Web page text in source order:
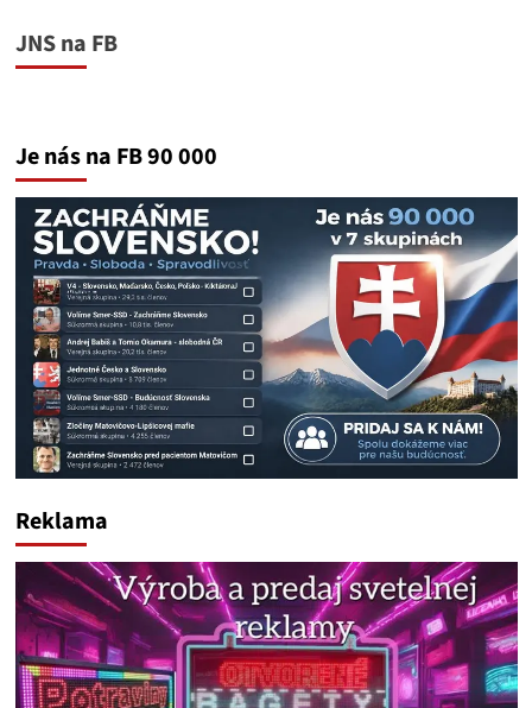
JNS na FB
Je nás na FB 90 000
Reklama